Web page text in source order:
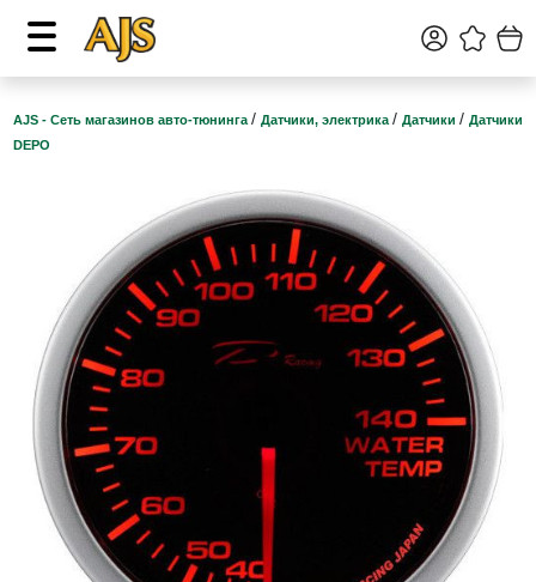
AJS - Сеть магазинов авто-тюнинга / Датчики, электрика / Датчики / Датчики
DEPO